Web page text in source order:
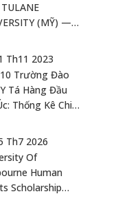
(MỸ) —
+ QUỸ
Th11 2023
Trường Đào
Tá Hàng Đầu
Thống Kê Chi
Th7 2026
Of
Human
Scholarship